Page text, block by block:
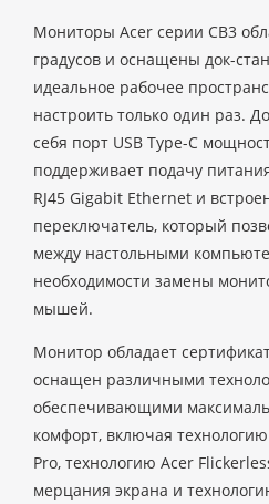
Мониторы Acer серии CB3
градусов и оснащены док-
идеальное рабочее
настроить только один раз.
себя порт USB Type-C
поддерживает подачу
RJ45 Gigabit Ethernet и
переключатель, который
между настольными
необходимости замены
мышей.
Монитор обладает
оснащен различными
обеспечивающими
комфорт, включая
Pro, технологию Acer
мерцания экрана и